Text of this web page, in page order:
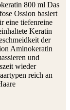
800 ml Das
Ossion basiert
eine tiefenreine
Keratin
der
Aminokeratin
und
wieder
reich an